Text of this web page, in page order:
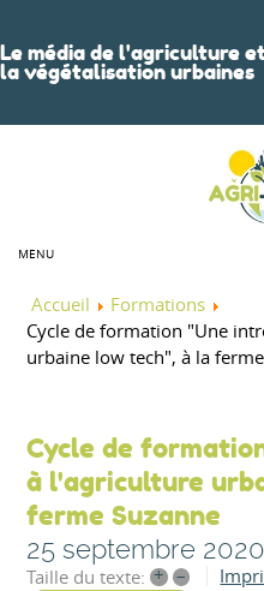
Le média de l'agriculture
la végétalisation urbaines
MENU
Accueil
Formations
Cycle de formation "Une
urbaine low tech", à la
Cycle de
à l'agriculture
ferme Suzanne
25 septembre 2020
Taille du texte: + –